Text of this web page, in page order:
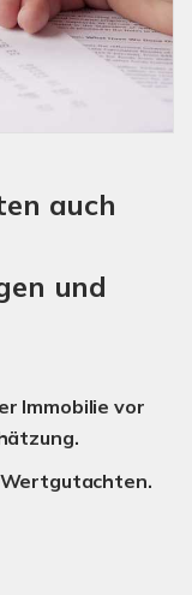
auch
und
Immobilie vor